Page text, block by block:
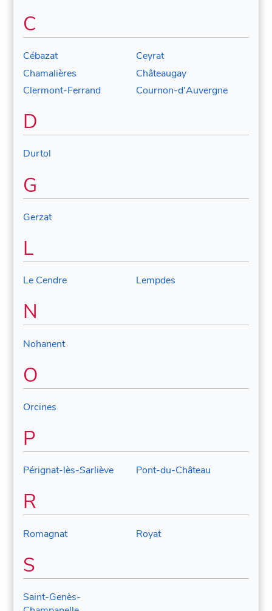
C
Cébazat
Ceyrat
Chamalières
Châteaugay
Clermont-Ferrand
Cournon-d'Auvergne
D
Durtol
G
Gerzat
L
Le Cendre Lempdes
N
Nohanent
O
Orcines
P
Pérignat-lès-Sarliève Pont-du-Château
R
Romagnat Royat
S
Saint-Genès-